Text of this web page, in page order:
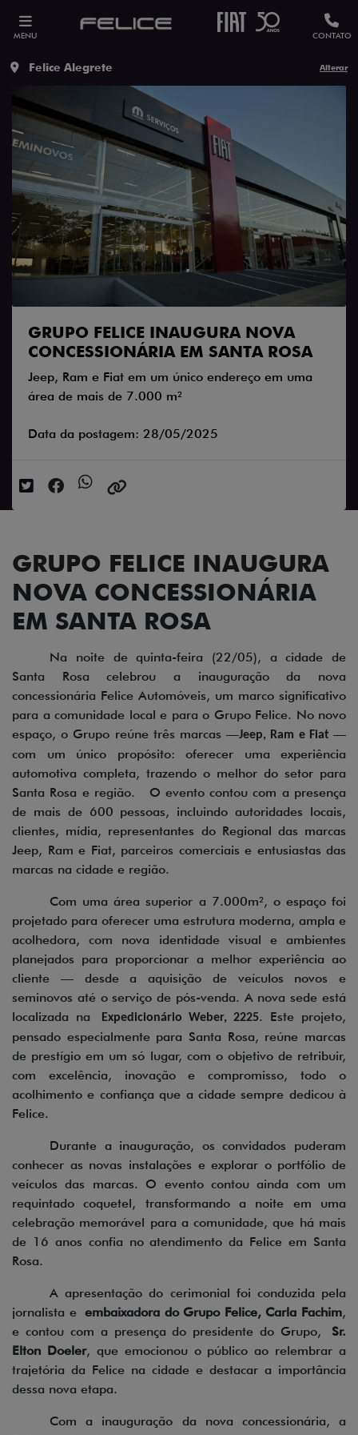
MENU CONTATO
Felice Alegrete Alterar
GRUPO FELICE INAUGURA NOVA
CONCESSIONÁRIA EM SANTA ROSA
Jeep, Ram e Fiat em um único endereço em uma
área de mais de 7.000 m²
Data da postagem: 28/05/2025
GRUPO FELICE INAUGURA
NOVA CONCESSIONÁRIA
EM SANTA ROSA
Na noite de quinta-feira (22/05), a cidade de
Santa Rosa celebrou a inauguração da nova
concessionária Felice Automóveis, um marco significativo
para a comunidade local e para o Grupo Felice. No novo
espaço, o Grupo reúne três marcas —Jeep, Ram e Fiat—
com um único propósito: oferecer uma experiência
automotiva completa, trazendo o melhor do setor para
Santa Rosa e região. O evento contou com a presença
de mais de 600 pessoas, incluindo autoridades locais,
clientes, mídia, representantes do Regional das marcas
Jeep, Ram e Fiat, parceiros comerciais e entusiastas das
marcas na cidade e região.
Com uma área superior a 7.000m², o espaço foi
projetado para oferecer uma estrutura moderna, ampla e
acolhedora, com nova identidade visual e ambientes
planejados para proporcionar a melhor experiência ao
cliente — desde a aquisição de veículos novos e
seminovos até o serviço de pós-venda. A nova sede está
localizada na
Expedicionário Weber, 2225. Este projeto,
pensado especialmente para Santa Rosa, reúne marcas
de prestígio em um só lugar, com o objetivo de retribuir,
com excelência, inovação e compromisso, todo o
acolhimento e confiança que a cidade sempre dedicou à
Felice.
Durante a inauguração, os convidados puderam
conhecer as novas instalações e explorar o portfólio de
veículos das marcas. O evento contou ainda com um
requintado coquetel, transformando a noite em uma
celebração memorável para a comunidade, que há mais
de 16 anos confia no atendimento da Felice em Santa
Rosa.
A apresentação do cerimonial foi conduzida pela
jornalista eembaixadora do Grupo Felice, Carla Fachim,
e contou com a presença do presidente do Grupo, Sr.
Elton Doeler, que emocionou o público ao relembrar a
trajetória da Felice na cidade e destacar a importância
dessa nova etapa.
Com a inauguração da nova concessionária, a